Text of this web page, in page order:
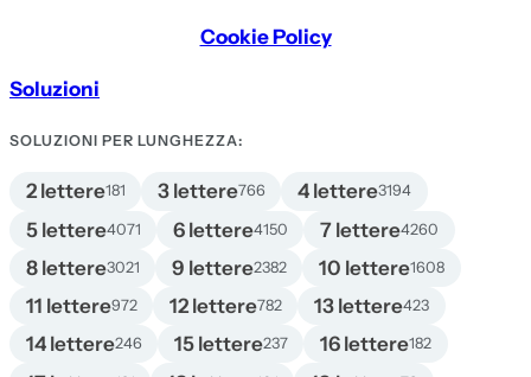
Cookie Policy
Soluzioni
SOLUZIONI PER LUNGHEZZA:
2 lettere181 3 lettere766 4 lettere3194
5 lettere4071 6 lettere4150 7 lettere4260
8 lettere3021 9 lettere2382 10 lettere1608
11 lettere972 12 lettere782 13 lettere423
14 lettere246 15 lettere237 16 lettere182